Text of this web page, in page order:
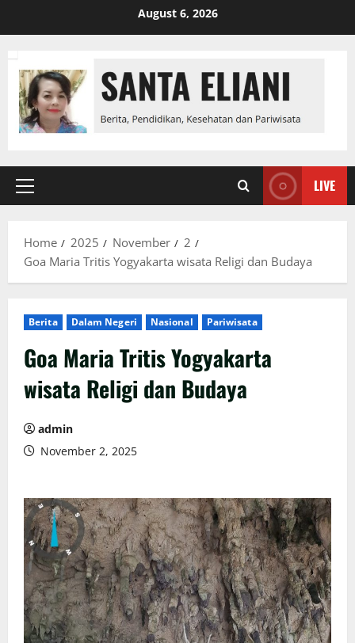
August 6, 2026
Primary
LIVE
Home 2025 November
2
Goa Maria Tritis Yogyakarta wisata Religi dan Budaya
Berita Dalam Negeri Nasional Pariwisata
Goa Maria Tritis Yogyakarta
wisata Religi dan Budaya
admin
November 2, 2025